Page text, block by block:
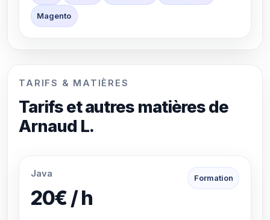
Magento
TARIFS & MATIÈRES
Tarifs et autres matières de
Arnaud L.
Java
20€ / h
Formation